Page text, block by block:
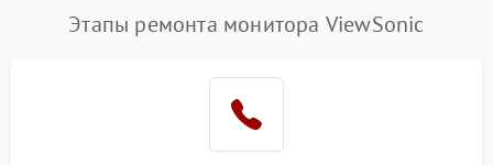
Повреждение кабеля
1000 ₽
Этапы ремонта монитора ViewSonic